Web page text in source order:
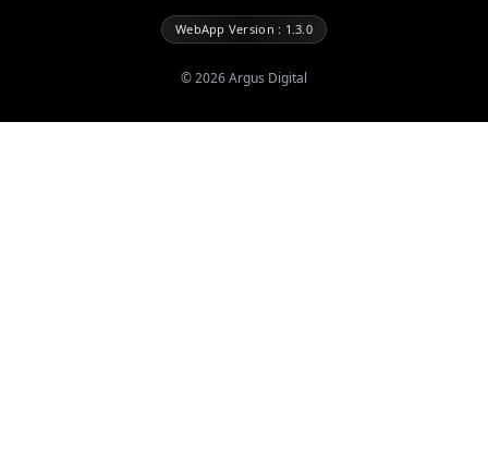
WebApp Version : 1.3.0
©2026Argus Digital